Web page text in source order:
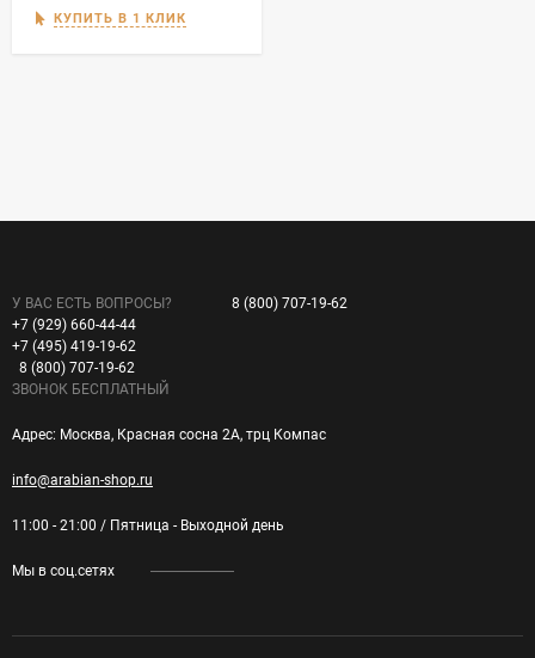
КУПИТЬ В 1 КЛИК
У ВАС ЕСТЬ ВОПРОСЫ?
+7 (929) 660-44-44
+7 (495) 419-19-62
8 (800) 707-19-62
ЗВОНОК БЕСПЛАТНЫЙ
8 (800) 707-19-62
Адрес: Москва, Красная сосна 2А, трц Компас
info@arabian-shop.ru
11:00 - 21:00 / Пятница - Выходной день
Мы в соц.сетях